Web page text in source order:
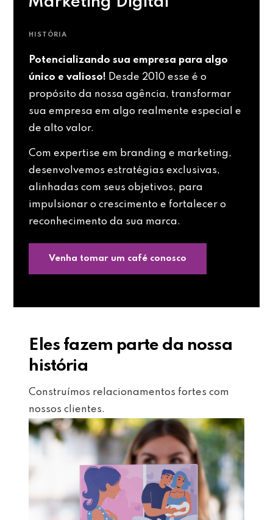
HISTÓRIA
Potencializando sua empresa para algo
único e valioso! Desde 2010 esse é o
propósito da nossa agência, transformar
sua empresa em algo realmente especial e
de alto valor.
Com expertise em branding e marketing,
desenvolvemos estratégias exclusivas,
alinhadas com seus objetivos, para
impulsionar o crescimento e fortalecer o
reconhecimento da sua marca.
Venha tomar um café conosco
Eles fazem parte da nossa
história
Construímos relacionamentos fortes com
nossos clientes.